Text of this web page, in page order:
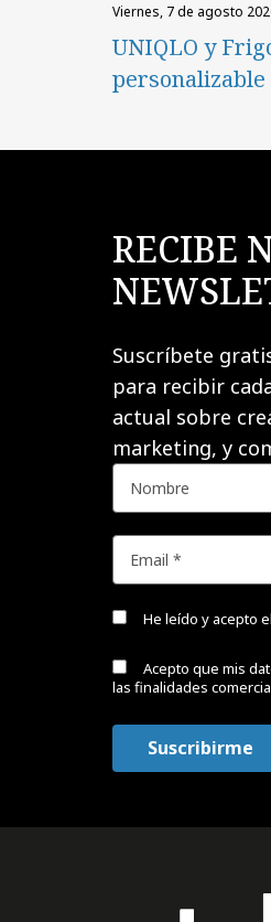
viernes, 7 de agosto
UNIQLO y
personalizable
RECIBE
Suscríbete
para recibir
actual sobre
marketing, y
He leído y acepto el
Acepto que mis
las finalidades